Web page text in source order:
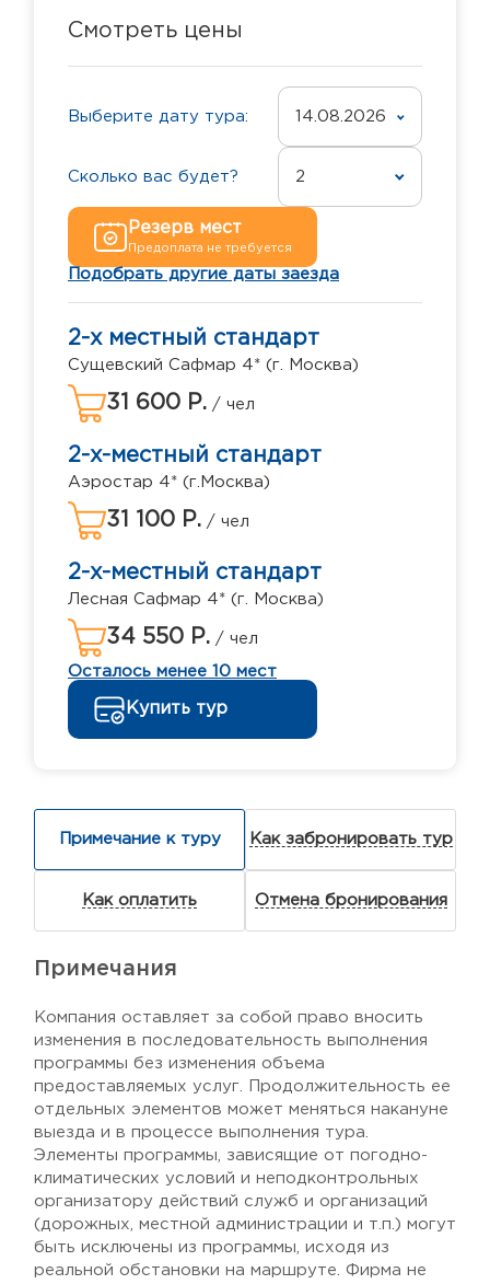
Смотреть цены
Выберите дату тура: 14.08.2026
Сколько вас будет? 2
Резерв мест
Предоплата не требуется
Подобрать другие даты заезда
2-х местный стандарт
Сущевский Сафмар 4* (г. Москва)
31 600 Р. / чел
2-х-местный стандарт
Аэростар 4* (г.Москва)
31 100 Р. / чел
2-х-местный стандарт
Лесная Сафмар 4* (г. Москва)
34 550 Р. / чел
Осталось менее 10 мест
Купить тур
Примечание к туру Как забронировать тур
Как оплатить Отмена бронирования
Примечания
Компания оставляет за собой право вносить
изменения в последовательность выполнения
программы без изменения объема
предоставляемых услуг. Продолжительность ее
отдельных элементов может меняться накануне
выезда и в процессе выполнения тура.
Элементы программы, зависящие от погодно-
климатических условий и неподконтрольных
организатору действий служб и организаций
(дорожных, местной администрации и т.п.) могут
быть исключены из программы, исходя из
реальной обстановки на маршруте. Фирма не